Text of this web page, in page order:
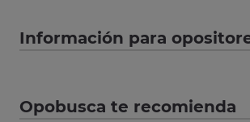
Información para
Opobusca te recomienda